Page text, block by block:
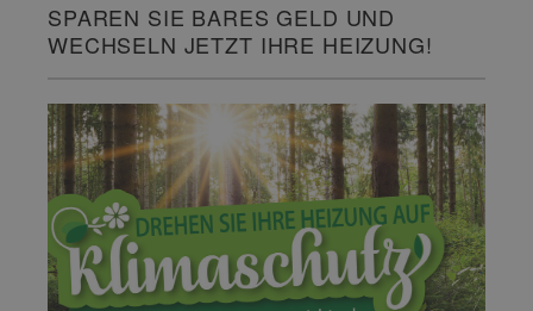
SPAREN SIE BARES GELD UND
WECHSELN JETZT IHRE HEIZUNG!